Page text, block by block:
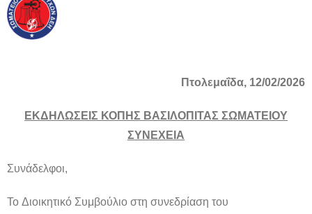
ΕΠΙΚΟΙΝΩΝΙΑ
Πτολεμαΐδα, 12/02/2026
ΕΚΔΗΛΩΣΕΙΣ ΚΟΠΗΣ ΒΑΣΙΛΟΠΙΤΑΣ ΣΩΜΑΤΕΙΟΥ
ΣΥΝΕΧΕΙΑ
Συνάδελφοι,
Το Διοικητικό Συμβούλιο στη συνεδρίαση του